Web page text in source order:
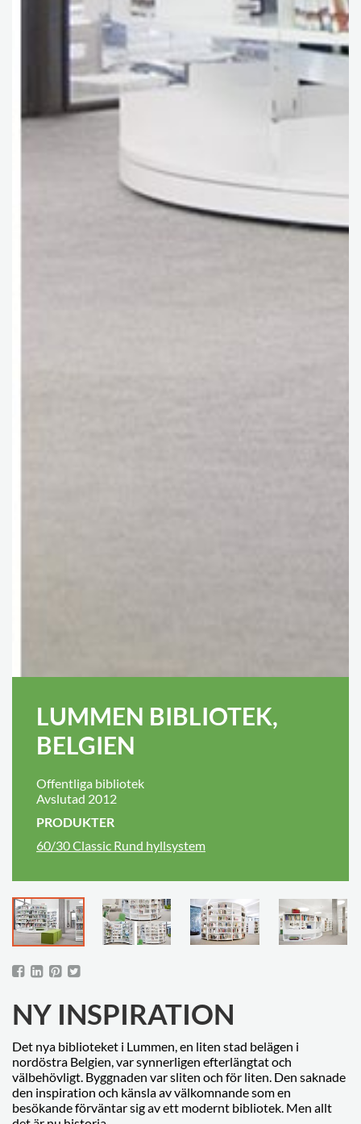
LUMMEN BIBLIOTEK,
BELGIEN
Offentliga bibliotek
Avslutad 2012
PRODUKTER
60/30 Classic Rund hyllsystem
NY INSPIRATION
Det nya biblioteket i Lummen, en liten stad belägen i
nordöstra Belgien, var synnerligen efterlängtat och
välbehövligt. Byggnaden var sliten och för liten. Den saknade
den inspiration och känsla av välkomnande som en
besökande förväntar sig av ett modernt bibliotek. Men allt